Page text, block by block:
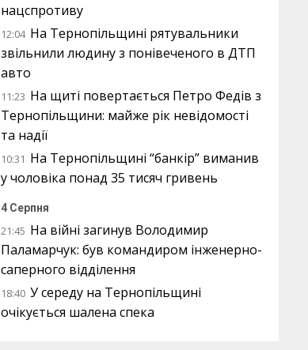
нацспротиву
12:04 На Тернопільщині рятувальники
звільнили людину з понівеченого в ДТП
авто
11:23 На щиті повертається Петро Федів з
Тернопільщини: майже рік невідомості
та надії
10:31 На Тернопільщині “банкір” виманив
у чоловіка понад 35 тисяч гривень
4 Серпня
21:45 На війні загинув Володимир
Паламарчук: був командиром інженерно-
саперного відділення
18:40 У середу на Тернопільщині
очікується шалена спека